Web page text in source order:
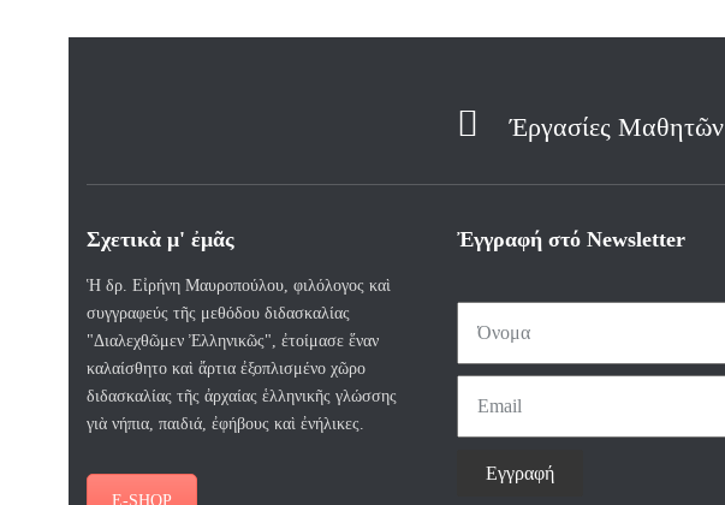
Έργασίες Μαθητῶν
Σχετικὰ μ' ἐμᾶς
Ἡ δρ. Εἰρήνη Μαυροπούλου, φιλόλογος καὶ
συγγραφεύς τῆς μεθόδου διδασκαλίας
"Διαλεχθῶμεν Ἐλληνικῶς", ἐτοίμασε ἕναν
καλαίσθητο καὶ ἄρτια ἐξοπλισμένο χῶρο
διδασκαλίας τῆς ἀρχαίας ἑλληνικῆς γλώσσης
γιὰ νήπια, παιδιά, ἐφήβους καὶ ἐνήλικες.
E-SHOP
Ἐγγραφή στό Newsletter